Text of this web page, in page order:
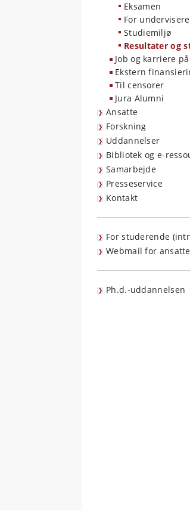
Eksamen
For undervisere
Studiemiljø
Resultater og
Job og karriere på
Ekstern
Til censorer
Jura Alumni
Ansatte
Forskning
Uddannelser
Bibliotek og e-
Samarbejde
Presseservice
Kontakt
For studerende
Webmail for ansatte
Ph.d.-uddannelsen